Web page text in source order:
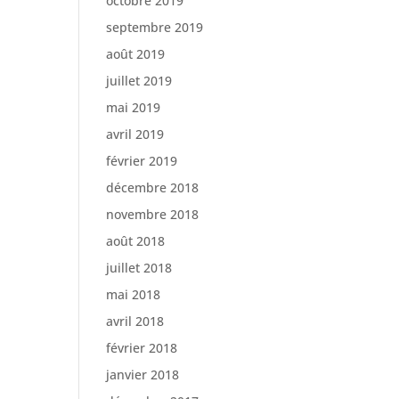
septembre 2019
août 2019
juillet 2019
mai 2019
avril 2019
février 2019
décembre 2018
novembre 2018
août 2018
juillet 2018
mai 2018
avril 2018
février 2018
janvier 2018